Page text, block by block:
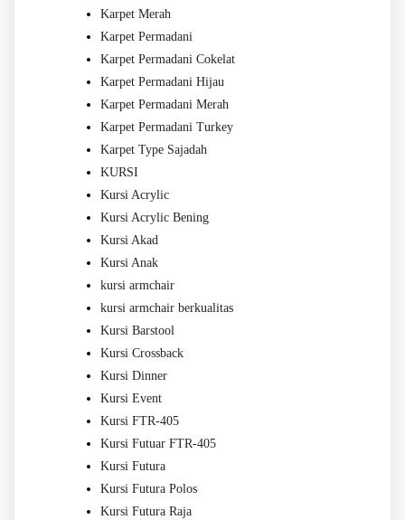
Karpet Merah
Karpet Permadani
Karpet Permadani Cokelat
Karpet Permadani Hijau
Karpet Permadani Merah
Karpet Permadani Turkey
Karpet Type Sajadah
KURSI
Kursi Acrylic
Kursi Acrylic Bening
Kursi Akad
Kursi Anak
kursi armchair
kursi armchair berkualitas
Kursi Barstool
Kursi Crossback
Kursi Dinner
Kursi Event
Kursi FTR-405
Kursi Futuar FTR-405
Kursi Futura
Kursi Futura Polos
Kursi Futura Raja